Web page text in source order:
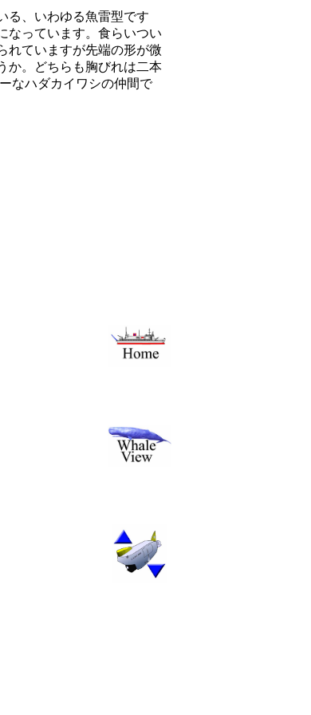
る、いわゆる魚雷型です
なっています。食らいつい
れていますが先端の形が微
か。どちらも胸びれは二本
なハダカイワシの仲間で